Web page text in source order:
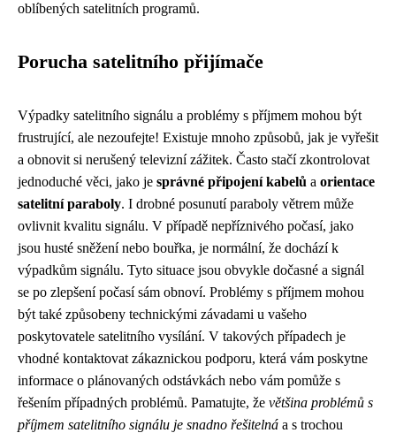
oblíbených satelitních programů.
Porucha satelitního přijímače
Výpadky satelitního signálu a problémy s příjmem mohou být
frustrující, ale nezoufejte! Existuje mnoho způsobů, jak je vyřešit
a obnovit si nerušený televizní zážitek. Často stačí zkontrolovat
jednoduché věci, jako je správné připojení kabelů a orientace
satelitní paraboly. I drobné posunutí paraboly větrem může
ovlivnit kvalitu signálu. V případě nepříznivého počasí, jako
jsou husté sněžení nebo bouřka, je normální, že dochází k
výpadkům signálu. Tyto situace jsou obvykle dočasné a signál
se po zlepšení počasí sám obnoví. Problémy s příjmem mohou
být také způsobeny technickými závadami u vašeho
poskytovatele satelitního vysílání. V takových případech je
vhodné kontaktovat zákaznickou podporu, která vám poskytne
informace o plánovaných odstávkách nebo vám pomůže s
řešením případných problémů. Pamatujte, že většina problémů s
příjmem satelitního signálu je snadno řešitelná a s trochou